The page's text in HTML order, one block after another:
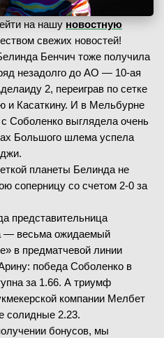
на нашуновостную
свежих новостей!
Бенчич тоже получила
незадолго до АО — 10-ая
2, переиграв по сетке
и Касаткину. И в Мельбурне
Соболенко выглядела очень
Большого шлема успела
планеты Белинда не
соперницу со счетом 2-0 за
представительница
— весьма ожидаемый
в предматчевой линии
победа Соболенко в
за 1.66. А триумф
компании Мелбет
солидные 2.23.
бонусов, мы